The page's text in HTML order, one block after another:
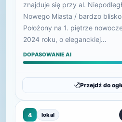
znajduje się przy al.
Nowego Miasta / bardzo
Położony na 1. piętrze
2024 roku, o eleganckiej…
DOPASOWANIE AI
Przejdź do
4 lokal